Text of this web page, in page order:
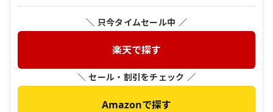
＼ 只今タイムセール中 ／
楽天で探す
＼ セール・割引をチェック ／
Amazonで探す